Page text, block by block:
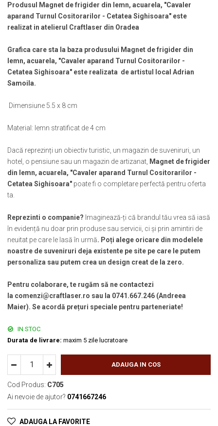
Muzeul National de Istorie a Romaniei
Muzeul Unirii Iasi
Orase si zone istorice
Bucuresti
Cluj Napoca
Colonada Imperiala, Buzias
Maramures
Timisoara
Palate si Curti Domnesti
Curtea Domneasca, Targoviste
Palatul Alexandru Ioan Cuza,
Ruginoasa
Suport pahare suvenir
Suport pahare suvenir din lemn
Tablou suvenir
Tablouri acuarela
Tablouri gravate
Tablouri metalice
Colectia medievala
Produsul Magnet de frigider din lemn, acuarela, "Cavaler
aparand Turnul Cositorarilor - Cetatea Sighisoara" este
realizat in atelierul Craftlaser din Oradea
Grafica care sta la baza produsului Magnet de frigider din
lemn, acuarela, "Cavaler aparand Turnul Cositorarilor -
Cetatea Sighisoara" este realizata de artistul local Adrian
Samoila.
Dimensiune 5.5 x 8 cm
Material: lemn stratificat de 4 cm
Dacă reprezinți un obiectiv turistic, un magazin de suveniruri, un
hotel, o pensiune sau un magazin de artizanat, Magnet de frigider
din lemn, acuarela, "Cavaler aparand Turnul Cositorarilor -
Cetatea Sighisoara" poate fi o completare perfectă pentru oferta
ta.
Reprezinti o companie? Imaginează-ți că brandul tău vrea să iasă
în evidență nu doar prin produse sau servicii, ci și prin amintiri de
neuitat pe care le lasă în urmă. Poți alege oricare din modelele
noastre de suveniruri deja existente pe site pe care le putem
personaliza sau putem crea un design creat de la zero.
Pentru colaborare, te rugăm să ne contactezi
la comenzi@craftlaser.ro sau la 0741.667.246 (Andreea
Maier). Se acordă prețuri speciale pentru parteneriate!
IN STOC
Durata de livrare: maxim 5 zile lucratoare
ADAUGA IN COS
Cod Produs: C705
Ai nevoie de ajutor? 0741667246
ADAUGA LA FAVORITE